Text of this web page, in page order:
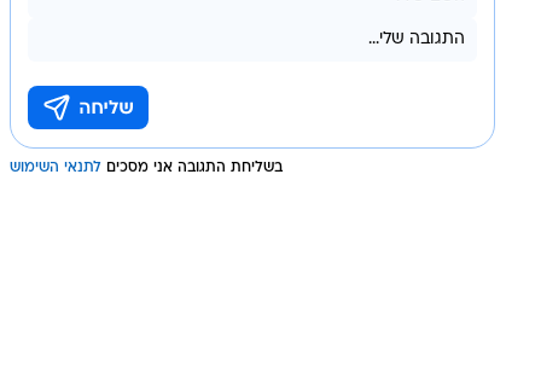
בשליחת התגובה אני מסכים לתנאי השימוש